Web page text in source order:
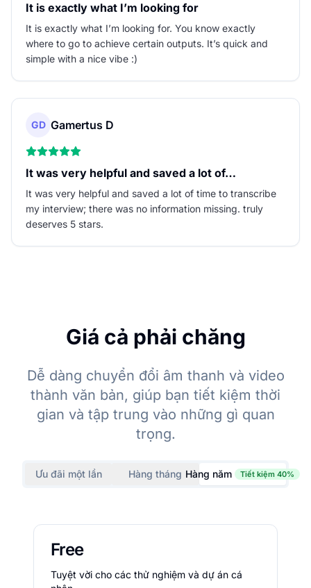
It is exactly what I’m looking for
It is exactly what I’m looking for. You know exactly
where to go to achieve certain outputs. It’s quick and
simple with a nice vibe :)
GD Gamertus D
It was very helpful and saved a lot of…
It was very helpful and saved a lot of time to transcribe
my interview; there was no information missing. truly
deserves 5 stars.
Giá cả phải chăng
Dễ dàng chuyển đổi âm thanh và video
thành văn bản, giúp bạn tiết kiệm thời
gian và tập trung vào những gì quan
trọng.
Ưu đãi một lần Hàng tháng Hàng năm Tiết kiệm 40%
Free
Tuyệt vời cho các thử nghiệm và dự án cá